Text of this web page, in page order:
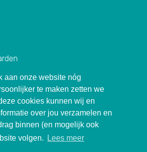
aan onze website nóg
te maken zetten we
cookies kunnen wij en
over jou verzamelen en
binnen (en mogelijk ook
volgen.
Lees meer